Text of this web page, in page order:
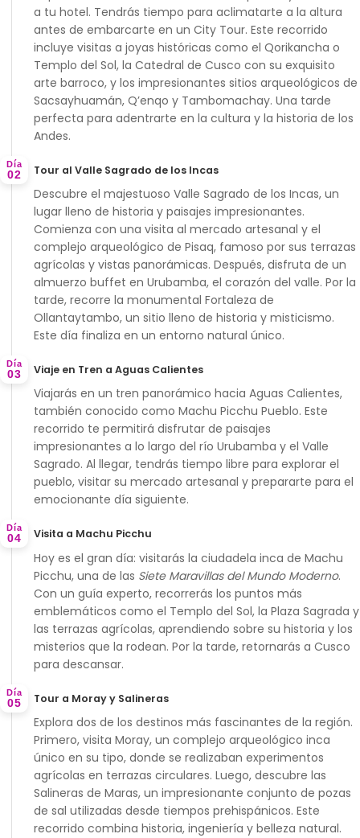
a tu hotel. Tendrás tiempo para aclimatarte a la altura
antes de embarcarte en un City Tour. Este recorrido
incluye visitas a joyas históricas como el Qorikancha o
Templo del Sol, la Catedral de Cusco con su exquisito
arte barroco, y los impresionantes sitios arqueológicos de
Sacsayhuamán, Q’enqo y Tambomachay. Una tarde
perfecta para adentrarte en la cultura y la historia de los
Andes.
Día
02 Tour al Valle Sagrado de los Incas
Descubre el majestuoso Valle Sagrado de los Incas, un
lugar lleno de historia y paisajes impresionantes.
Comienza con una visita al mercado artesanal y el
complejo arqueológico de Pisaq, famoso por sus terrazas
agrícolas y vistas panorámicas. Después, disfruta de un
almuerzo buffet en Urubamba, el corazón del valle. Por la
tarde, recorre la monumental Fortaleza de
Ollantaytambo, un sitio lleno de historia y misticismo.
Este día finaliza en un entorno natural único.
Día
03 Viaje en Tren a Aguas Calientes
Viajarás en un tren panorámico hacia Aguas Calientes,
también conocido como Machu Picchu Pueblo. Este
recorrido te permitirá disfrutar de paisajes
impresionantes a lo largo del río Urubamba y el Valle
Sagrado. Al llegar, tendrás tiempo libre para explorar el
pueblo, visitar su mercado artesanal y prepararte para el
emocionante día siguiente.
Día
04 Visita a Machu Picchu
Hoy es el gran día: visitarás la ciudadela inca de Machu
Picchu, una de las Siete Maravillas del Mundo Moderno.
Con un guía experto, recorrerás los puntos más
emblemáticos como el Templo del Sol, la Plaza Sagrada y
las terrazas agrícolas, aprendiendo sobre su historia y los
misterios que la rodean. Por la tarde, retornarás a Cusco
para descansar.
Día
05 Tour a Moray y Salineras
Explora dos de los destinos más fascinantes de la región.
Primero, visita Moray, un complejo arqueológico inca
único en su tipo, donde se realizaban experimentos
agrícolas en terrazas circulares. Luego, descubre las
Salineras de Maras, un impresionante conjunto de pozas
de sal utilizadas desde tiempos prehispánicos. Este
recorrido combina historia, ingeniería y belleza natural.